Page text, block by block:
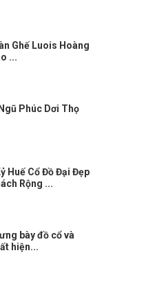
Ghế Luois Hoàng
...
Phúc Dơi Thọ
Huế Cổ Đồ Đại Đẹp
Rộng ...
bày đồ cổ và
hiện...